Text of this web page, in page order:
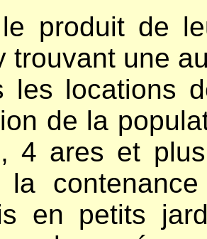
produit de
trouvant une
les locations
de la
4 ares et
la
en petits